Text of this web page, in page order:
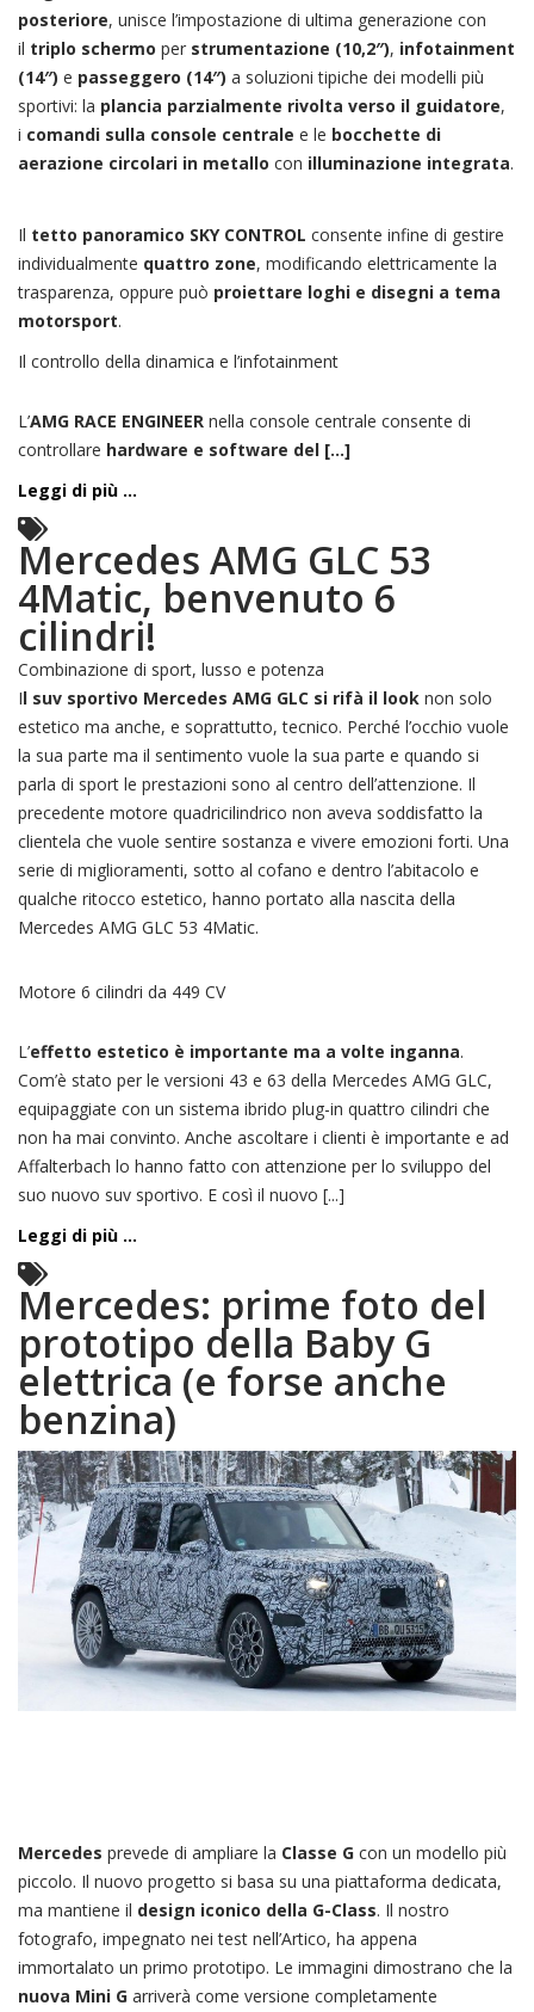
posteriore, unisce l’impostazione di ultima generazione con
il triplo schermo per strumentazione (10,2″), infotainment
(14″) e passeggero (14″) a soluzioni tipiche dei modelli più
sportivi: la plancia parzialmente rivolta verso il guidatore,
i comandi sulla console centrale e le bocchette di
aerazione circolari in metallo con illuminazione integrata.
Il tetto panoramico SKY CONTROL consente infine di gestire
individualmente quattro zone, modificando elettricamente la
trasparenza, oppure può proiettare loghi e disegni a tema
motorsport.
Il controllo della dinamica e l’infotainment
L’AMG RACE ENGINEER nella console centrale consente di
controllare hardware e software del [...]
Leggi di più ...
Mercedes AMG GLC 53
4Matic, benvenuto 6
cilindri!
Combinazione di sport, lusso e potenza
Il suv sportivo Mercedes AMG GLC si rifà il look non solo
estetico ma anche, e soprattutto, tecnico. Perché l’occhio vuole
la sua parte ma il sentimento vuole la sua parte e quando si
parla di sport le prestazioni sono al centro dell’attenzione. Il
precedente motore quadricilindrico non aveva soddisfatto la
clientela che vuole sentire sostanza e vivere emozioni forti. Una
serie di miglioramenti, sotto al cofano e dentro l’abitacolo e
qualche ritocco estetico, hanno portato alla nascita della
Mercedes AMG GLC 53 4Matic.
Motore 6 cilindri da 449 CV
L’effetto estetico è importante ma a volte inganna.
Com’è stato per le versioni 43 e 63 della Mercedes AMG GLC,
equipaggiate con un sistema ibrido plug-in quattro cilindri che
non ha mai convinto. Anche ascoltare i clienti è importante e ad
Affalterbach lo hanno fatto con attenzione per lo sviluppo del
suo nuovo suv sportivo. E così il nuovo [...]
Leggi di più ...
Mercedes: prime foto del
prototipo della Baby G
elettrica (e forse anche
benzina)
Mercedes prevede di ampliare la Classe G con un modello più
piccolo. Il nuovo progetto si basa su una piattaforma dedicata,
ma mantiene il design iconico della G-Class. Il nostro
fotografo, impegnato nei test nell’Artico, ha appena
immortalato un primo prototipo. Le immagini dimostrano che la
nuova Mini G arriverà come versione completamente